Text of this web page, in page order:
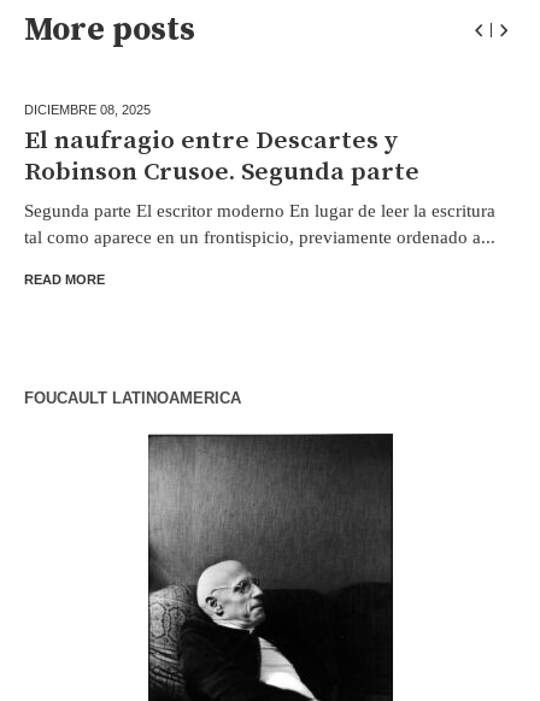
More posts
DICIEMBRE 08, 2025
El naufragio entre Descartes y
Robinson Crusoe. Segunda parte
Segunda parte El escritor moderno En lugar de leer la escritura
tal como aparece en un frontispicio, previamente ordenado a...
READ MORE
FOUCAULT LATINOAMERICA